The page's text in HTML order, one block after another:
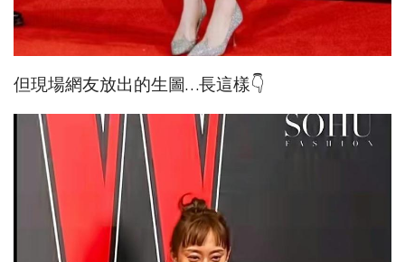
但現場網友放出的生圖…長這樣👇